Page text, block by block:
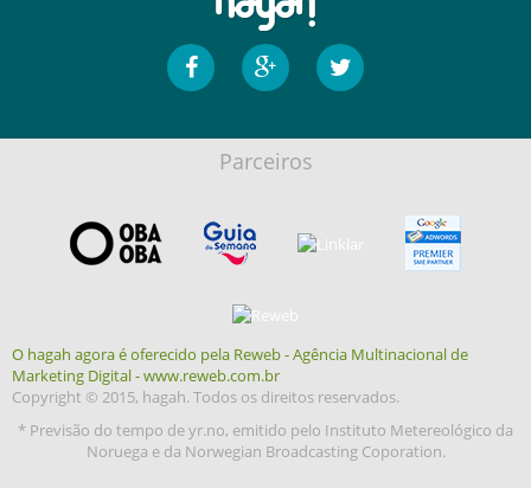
Parceiros
O hagah agora é oferecido pela Reweb - Agência Multinacional de
Marketing Digital - www.reweb.com.br
Copyright © 2015, hagah. Todos os direitos reservados.
* Previsão do tempo de yr.no, emitido pelo Instituto Metereológico da
Noruega e da Norwegian Broadcasting Coporation.